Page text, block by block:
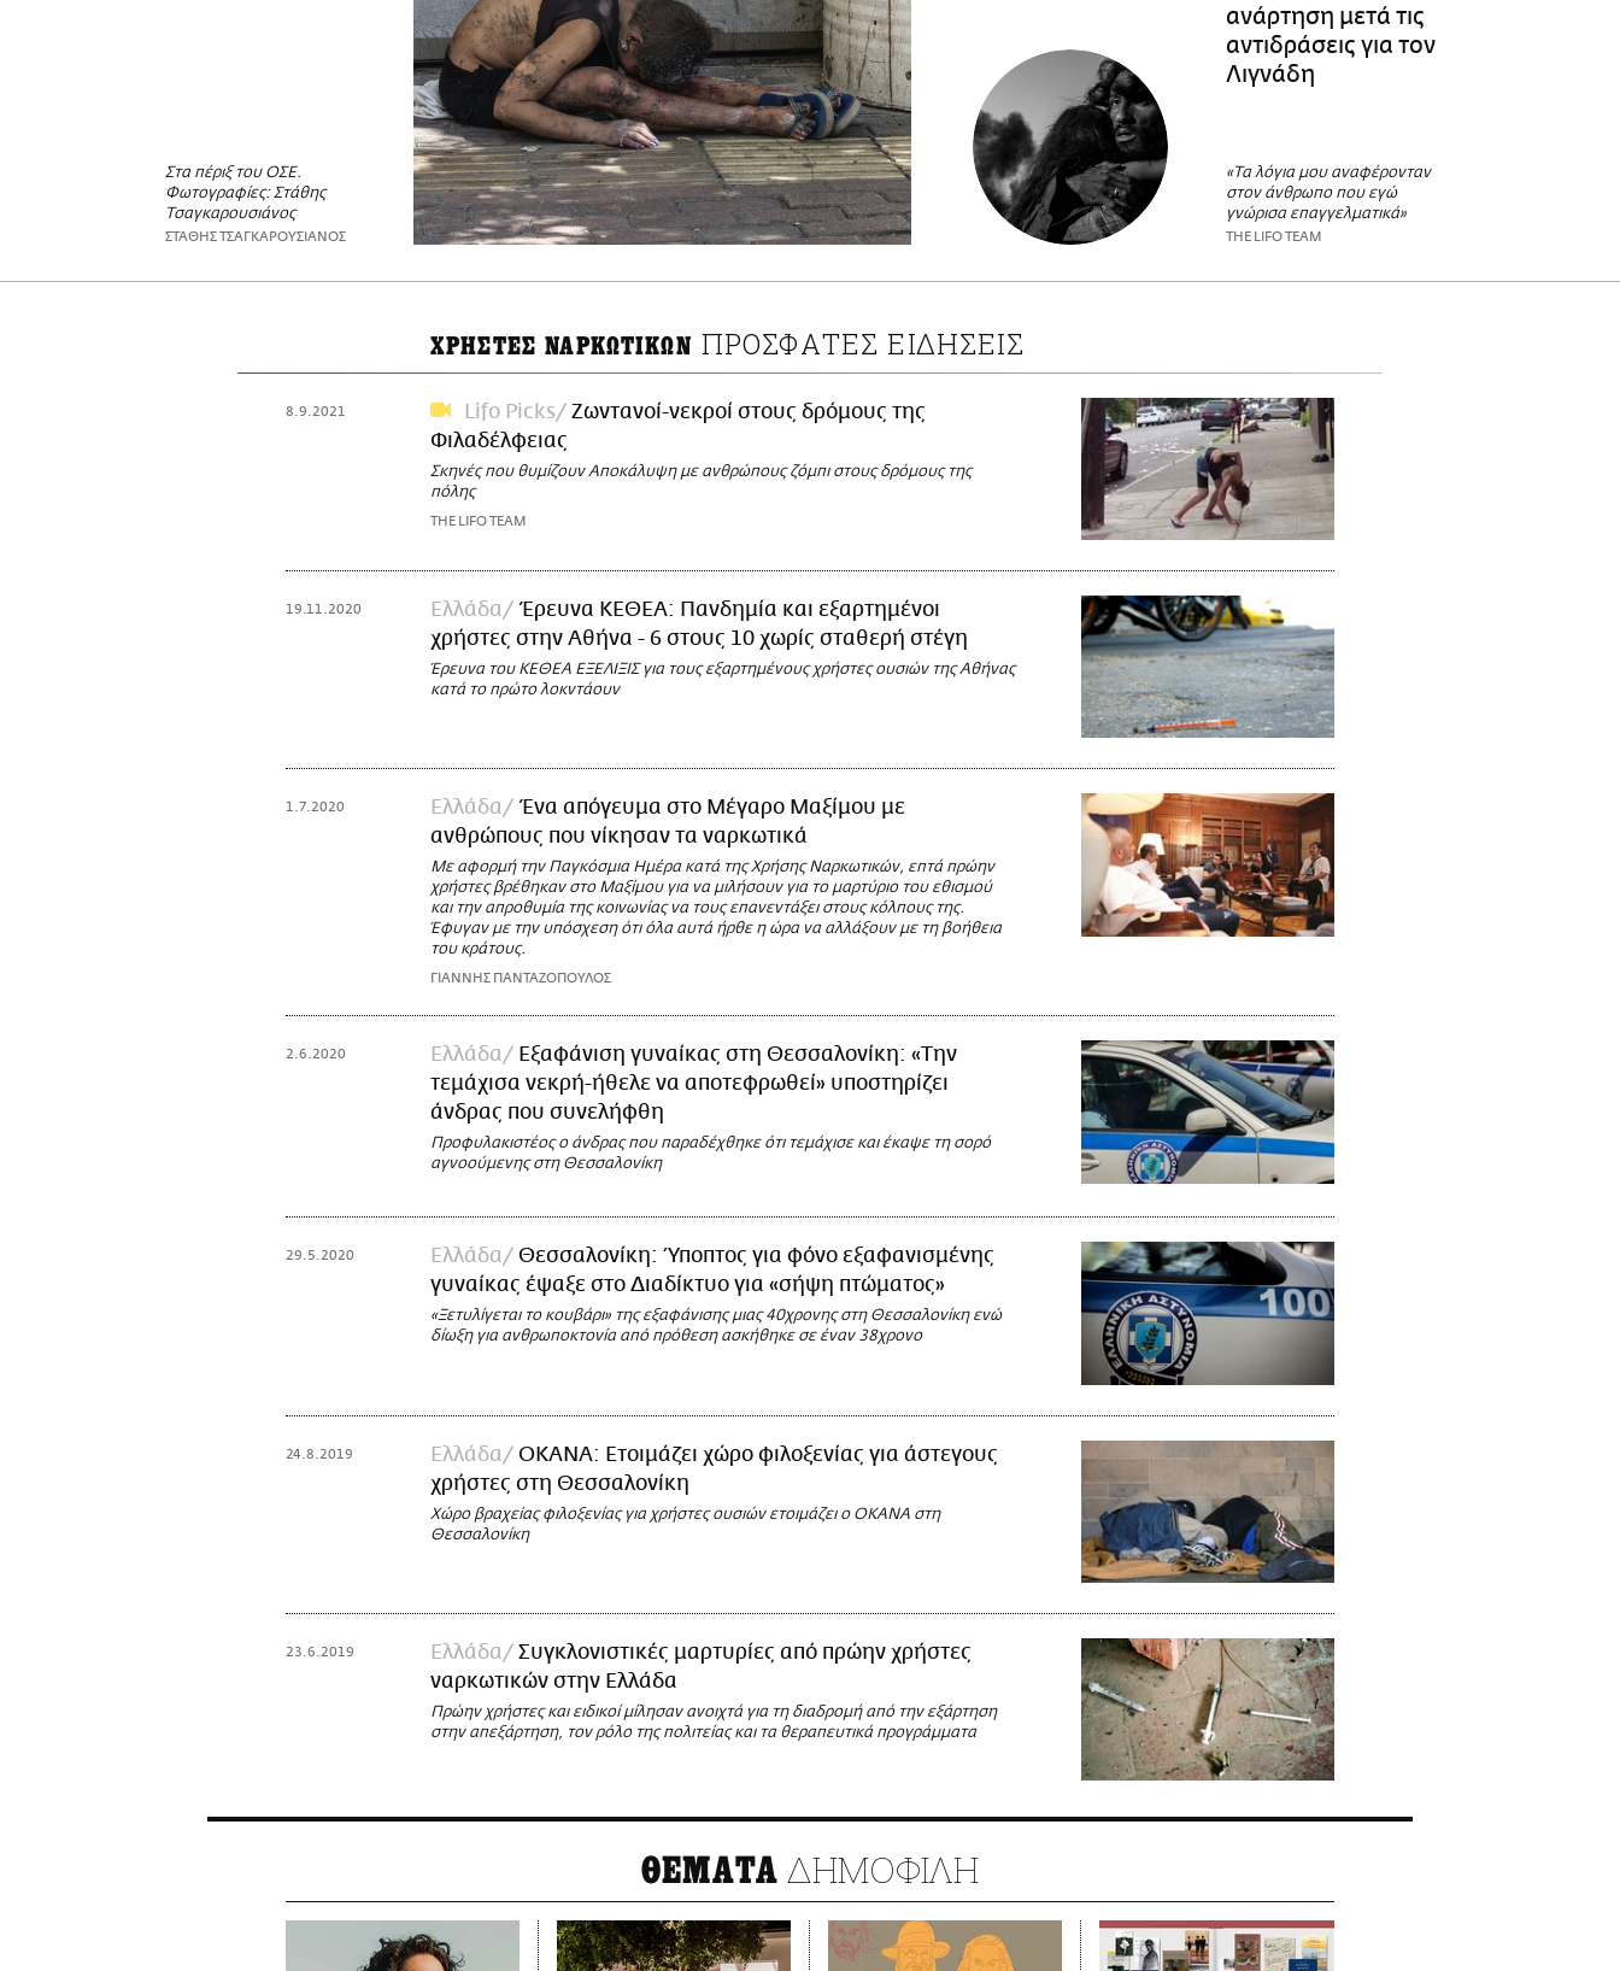
Στα πέριξ του ΟΣΕ.
Φωτογραφίες: Στάθης
Τσαγκαρουσιάνος
ΣΤΑΘΗΣ ΤΣΑΓΚΑΡΟΥΣΙΑΝΟΣ
ανάρτηση μετά τις
αντιδράσεις για τον
Λιγνάδη
«Τα λόγια μου αναφέρονταν
στον άνθρωπο που εγώ
γνώρισα επαγγελματικά»
THE LIFO TEAM
ΧΡΗΣΤΕΣ ΝΑΡΚΩΤΙΚΩΝ ΠΡΟΣΦΑΤΕΣ ΕΙΔΗΣΕΙΣ
8.9.2021 Lifo Picks
Ζωντανοί-νεκροί στους δρόμους της
Φιλαδέλφειας
Σκηνές που θυμίζουν Αποκάλυψη με ανθρώπους ζόμπι στους δρόμους της
πόλης
THE LIFO TEAM
19.11.2020 Ελλάδα
Έρευνα ΚΕΘΕΑ: Πανδημία και εξαρτημένοι
χρήστες στην Αθήνα - 6 στους 10 χωρίς σταθερή στέγη
Έρευνα του ΚΕΘΕΑ ΕΞΕΛΙΞΙΣ για τους εξαρτημένους χρήστες ουσιών της Αθήνας
κατά το πρώτο λοκντάουν
1.7.2020 Ελλάδα
Ένα απόγευμα στο Μέγαρο Μαξίμου με
ανθρώπους που νίκησαν τα ναρκωτικά
Με αφορμή την Παγκόσμια Ημέρα κατά της Χρήσης Ναρκωτικών, επτά πρώην
χρήστες βρέθηκαν στο Μαξίμου για να μιλήσουν για το μαρτύριο του εθισμού
και την απροθυμία της κοινωνίας να τους επανεντάξει στους κόλπους της.
Έφυγαν με την υπόσχεση ότι όλα αυτά ήρθε η ώρα να αλλάξουν με τη βοήθεια
του κράτους.
ΓΙΑΝΝΗΣ ΠΑΝΤΑΖΟΠΟΥΛΟΣ
2.6.2020 Ελλάδα
Εξαφάνιση γυναίκας στη Θεσσαλονίκη: «Την
τεμάχισα νεκρή-ήθελε να αποτεφρωθεί» υποστηρίζει
άνδρας που συνελήφθη
Προφυλακιστέος ο άνδρας που παραδέχθηκε ότι τεμάχισε και έκαψε τη σορό
αγνοούμενης στη Θεσσαλονίκη
29.5.2020 Ελλάδα
Θεσσαλονίκη: Ύποπτος για φόνο εξαφανισμένης
γυναίκας έψαξε στο Διαδίκτυο για «σήψη πτώματος»
«Ξετυλίγεται το κουβάρι» της εξαφάνισης μιας 40χρονης στη Θεσσαλονίκη ενώ
δίωξη για ανθρωποκτονία από πρόθεση ασκήθηκε σε έναν 38χρονο
24.8.2019 Ελλάδα
ΟΚΑΝΑ: Ετοιμάζει χώρο φιλοξενίας για άστεγους
χρήστες στη Θεσσαλονίκη
Χώρο βραχείας φιλοξενίας για χρήστες ουσιών ετοιμάζει ο ΟΚΑΝΑ στη
Θεσσαλονίκη
23.6.2019 Ελλάδα
Συγκλονιστικές μαρτυρίες από πρώην χρήστες
ναρκωτικών στην Ελλάδα
Πρώην χρήστες και ειδικοί μίλησαν ανοιχτά για τη διαδρομή από την εξάρτηση
στην απεξάρτηση, τον ρόλο της πολιτείας και τα θεραπευτικά προγράμματα
ΘΕΜΑΤΑ ΔΗΜΟΦΙΛΗ